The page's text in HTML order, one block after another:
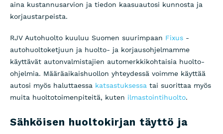
aina kustannusarvion ja tiedon kaasuautosi kunnosta ja
korjaustarpeista.
RJV Autohuolto kuuluu Suomen suurimpaan Fixus -
autohuoltoketjuun ja huolto- ja korjausohjelmamme
käyttävät autonvalmistajien automerkkikohtaisia huolto-
ohjelmia. Määräaikaishuollon yhteydessä voimme käyttää
autosi myös haluttaessa katsastuksessa tai suorittaa myös
muita huoltotoimenpiteitä, kuten ilmastointihuolto.
Sähköisen huoltokirjan täyttö ja